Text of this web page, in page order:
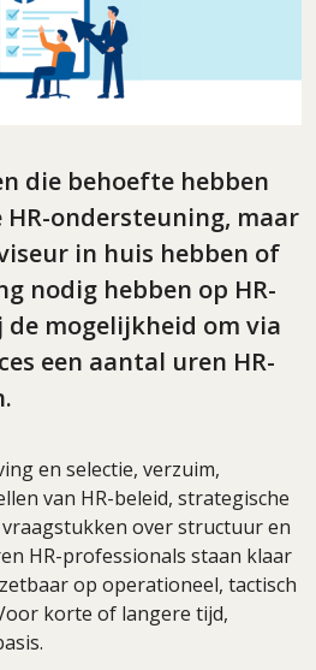
die behoefte hebben
ondersteuning, maar
in huis hebben of
nodig hebben op HR-
de mogelijkheid om via
een aantal uren HR-
en selectie, verzuim,
van HR-beleid, strategische
over structuur en
HR-professionals staan klaar
op operationeel, tactisch
korte of langere tijd,